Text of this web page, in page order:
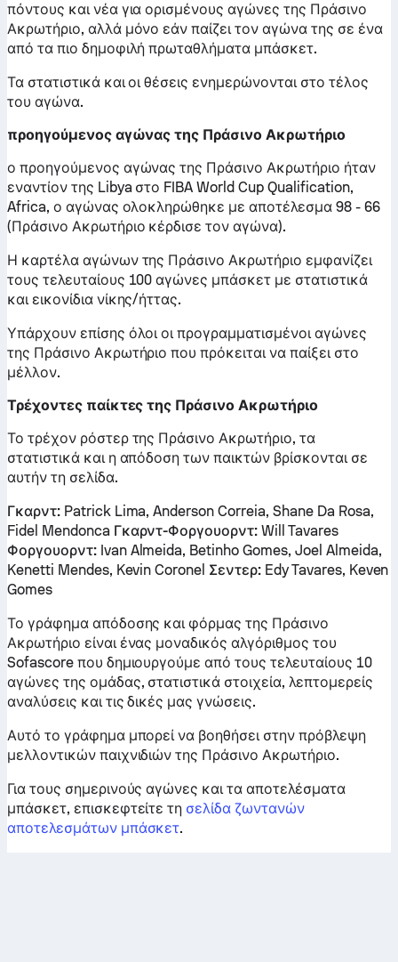
πόντους και νέα για ορισμένους αγώνες της Πράσινο
Ακρωτήριο, αλλά μόνο εάν παίζει τον αγώνα της σε ένα
από τα πιο δημοφιλή πρωταθλήματα μπάσκετ.
Τα στατιστικά και οι θέσεις ενημερώνονται στο τέλος
του αγώνα.
προηγούμενος αγώνας της Πράσινο Ακρωτήριο
ο προηγούμενος αγώνας της Πράσινο Ακρωτήριο ήταν
εναντίον της Libya στο FIBA World Cup Qualification,
Africa, ο αγώνας ολοκληρώθηκε με αποτέλεσμα 98 - 66
(Πράσινο Ακρωτήριο κέρδισε τον αγώνα).
Η καρτέλα αγώνων της Πράσινο Ακρωτήριο εμφανίζει
τους τελευταίους 100 αγώνες μπάσκετ με στατιστικά
και εικονίδια νίκης/ήττας.
Υπάρχουν επίσης όλοι οι προγραμματισμένοι αγώνες
της Πράσινο Ακρωτήριο που πρόκειται να παίξει στο
μέλλον.
Τρέχοντες παίκτες της Πράσινο Ακρωτήριο
Το τρέχον ρόστερ της Πράσινο Ακρωτήριο, τα
στατιστικά και η απόδοση των παικτών βρίσκονται σε
αυτήν τη σελίδα.
Γκαρντ:Patrick Lima, Anderson Correia, Shane Da Rosa,
Fidel Mendonca Γκαρντ-Φοργουορντ: Will Tavares
Φοργουορντ:Ivan Almeida, Betinho Gomes, Joel Almeida,
Kenetti Mendes, Kevin Coronel Σεντερ:Edy Tavares, Keven
Gomes
Το γράφημα απόδοσης και φόρμας της Πράσινο
Ακρωτήριο είναι ένας μοναδικός αλγόριθμος του
Sofascore που δημιουργούμε από τους τελευταίους 10
αγώνες της ομάδας, στατιστικά στοιχεία, λεπτομερείς
αναλύσεις και τις δικές μας γνώσεις.
Αυτό το γράφημα μπορεί να βοηθήσει στην πρόβλεψη
μελλοντικών παιχνιδιών της Πράσινο Ακρωτήριο.
Για τους σημερινούς αγώνες και τα αποτελέσματα
μπάσκετ, επισκεφτείτε τη σελίδα ζωντανών
αποτελεσμάτων μπάσκετ.